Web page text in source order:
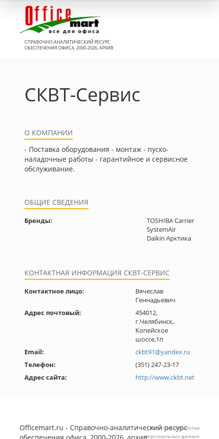
СПРАВОЧНО-АНАЛИТИЧЕСКИЙ РЕСУРС
ОБЕСПЕЧЕНИЯ ОФИСА, 2000-2026, АРХИВ
СКВТ-Сервис
О КОМПАНИИ
- Поставка оборудования - монтаж - пуско-
наладочные работы - гарантийное и сервисное
обслуживание.
ОБЩИЕ СВЕДЕНИЯ
Бренды:
TOSHIBA Carrier
SystemAir
Daikin Арктика
КОНТАКТНАЯ ИНФОРМАЦИЯ СКВТ-СЕРВИС
Контактное лицо:
Вячеслав
Геннадьевич
Адрес почтовый:
454012,
г.Челябинск,
Копейское
шоссе,1п
Email:
ckbt91@yandex.ru
Телефон:
(351) 247-23-17
Адрес сайта:
http://www.ckbt.net
Officemart.ru - Справочно-аналитический ресурс
Политика обработки
персональных данных